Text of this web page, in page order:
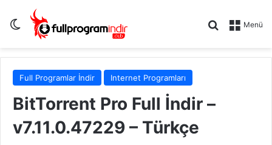
Dış görünümü değiştir Menü
Arama yap
Full Programlar İndir Internet Programları
BitTorrent Pro Full İndir –
v7.11.0.47229 – Türkçe